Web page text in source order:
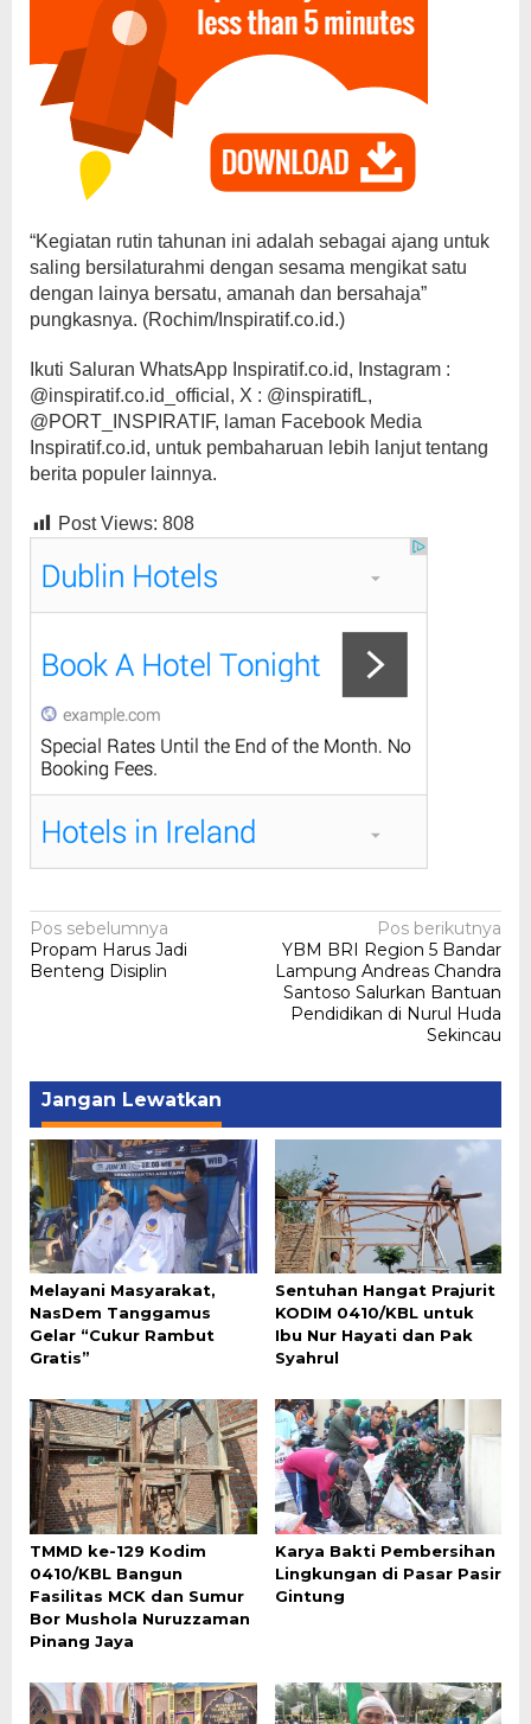
“Kegiatan rutin tahunan ini adalah sebagai ajang untuk
saling bersilaturahmi dengan sesama mengikat satu
dengan lainya bersatu, amanah dan bersahaja”
pungkasnya. (Rochim/Inspiratif.co.id.)
Ikuti Saluran WhatsApp Inspiratif.co.id, Instagram :
@inspiratif.co.id_official, X : @inspiratifL,
@PORT_INSPIRATIF, laman Facebook Media
Inspiratif.co.id, untuk pembaharuan lebih lanjut tentang
berita populer lainnya.
Post Views: 808
Navigasi
pos
Pos sebelumnya
Propam Harus Jadi
Benteng Disiplin
Pos berikutnya
YBM BRI Region 5 Bandar
Lampung Andreas Chandra
Santoso Salurkan Bantuan
Pendidikan di Nurul Huda
Sekincau
Jangan Lewatkan
Melayani Masyarakat,
NasDem Tanggamus
Gelar “Cukur Rambut
Gratis”
Sentuhan Hangat Prajurit
KODIM 0410/KBL untuk
Ibu Nur Hayati dan Pak
Syahrul
TMMD ke-129 Kodim
0410/KBL Bangun
Fasilitas MCK dan Sumur
Bor Mushola Nuruzzaman
Pinang Jaya
Karya Bakti Pembersihan
Lingkungan di Pasar Pasir
Gintung